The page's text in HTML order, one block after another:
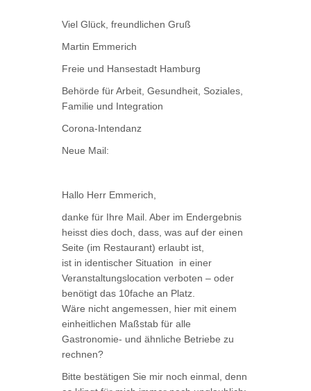
Viel Glück, freundlichen Gruß
Martin Emmerich
Freie und Hansestadt Hamburg
Behörde für Arbeit, Gesundheit, Soziales,
Familie und Integration
Corona-Intendanz
Neue Mail:
Hallo Herr Emmerich,
danke für Ihre Mail. Aber im Endergebnis
heisst dies doch, dass, was auf der einen
Seite (im Restaurant) erlaubt ist,
ist in identischer Situation in einer
Veranstaltungslocation verboten – oder
benötigt das 10fache an Platz.
Wäre nicht angemessen, hier mit einem
einheitlichen Maßstab für alle
Gastronomie- und ähnliche Betriebe zu
rechnen?
Bitte bestätigen Sie mir noch einmal, denn